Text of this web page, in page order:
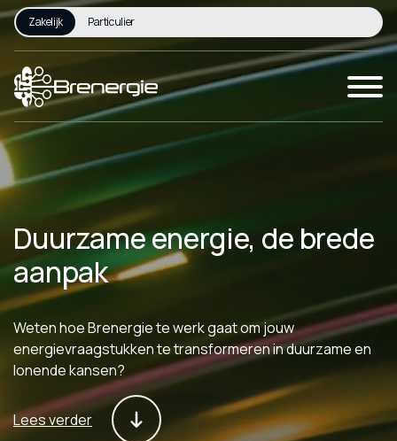
Zakelijk Particulier
Duurzame energie, de brede
aanpak
Weten hoe Brenergie te werk gaat om jouw
energievraagstukken te transformeren in duurzame en
lonende kansen?
Lees verder